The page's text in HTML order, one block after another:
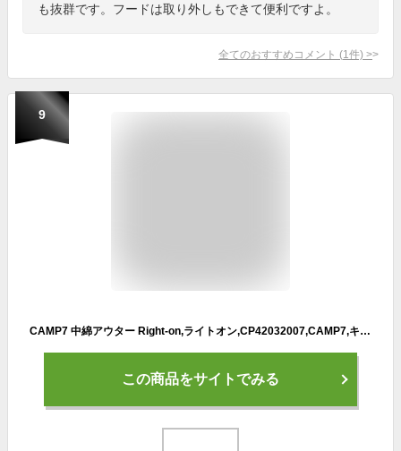
も抜群です。フードは取り外しもできて便利ですよ。
全てのおすすめコメント (1 件) >
9
CAMP7 中綿アウター Right-on,ライトオン,CP42032007,CAMP7,キャンプ7
この商品をサイトでみる